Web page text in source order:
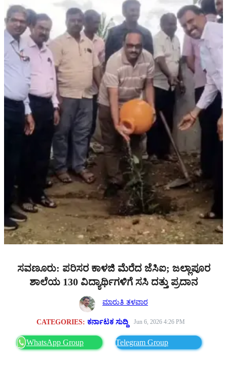
ಸವಣೂರು: ಪರಿಸರ ಕಾಳಜಿ ಮೆರೆದ ಜೆಸಿಐ; ಜಲ್ಲಾಪೂರ
ಶಾಲೆಯ 130 ವಿದ್ಯಾರ್ಥಿಗಳಿಗೆ ಸಸಿ ದತ್ತು ಪ್ರದಾನ
ಮಾರುತಿ ತಳವಾರ
CATEGORIES:ಕರ್ನಾಟಕ ಸುದ್ದಿ Jun 6, 2026 4:26 PM
WhatsApp Group Telegram Group